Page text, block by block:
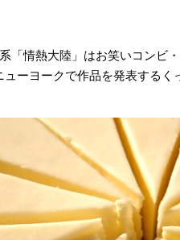
「情熱大陸」はお笑いコンビ
ューヨークで作品を発表するく